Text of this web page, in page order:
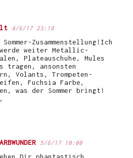
4/6/17 23:18
Zusammenstellung!Ich
weiter Metallic-
Plateauschuhe, Mules
tragen, ansonsten
Volants, Trompeten-
Fuchsia Farbe,
was der Sommer bringt!
5/6/17 10:00